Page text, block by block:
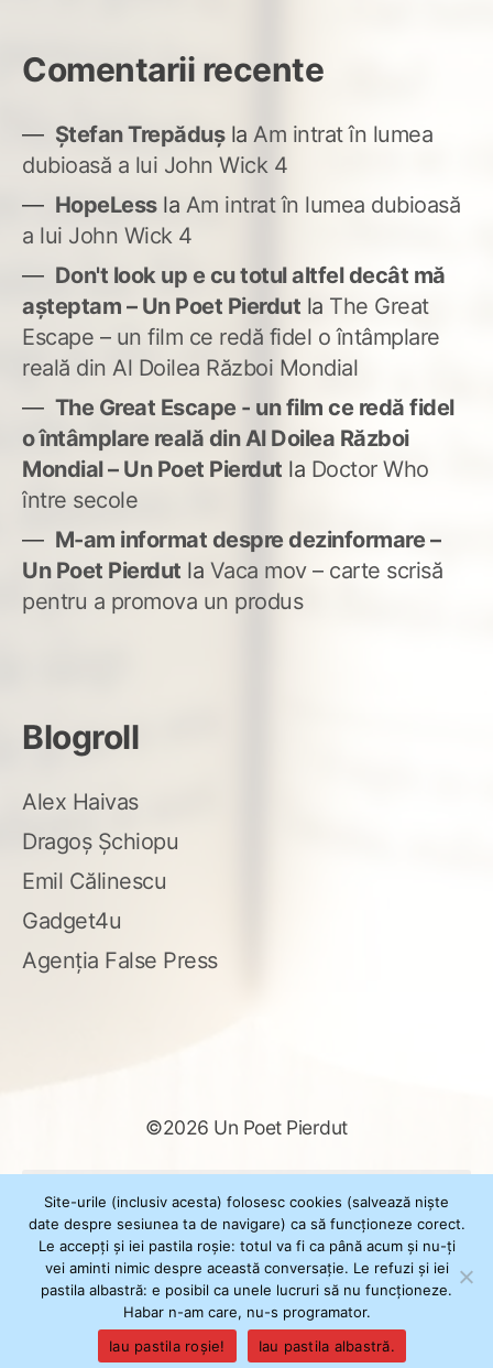
Comentarii recente
Ștefan Trepădușla Am intrat în lumea
dubioasă a lui John Wick 4
HopeLessla Am intrat în lumea dubioasă
a lui John Wick 4
Don't look up e cu totul altfel decât mă
așteptam – Un Poet Pierdut la The Great
Escape – un film ce redă fidel o întâmplare
reală din Al Doilea Război Mondial
The Great Escape - un film ce redă fidel
o întâmplare reală din Al Doilea Război
Mondial – Un Poet Pierdut la Doctor Who
între secole
M-am informat despre dezinformare –
Un Poet Pierdut la Vaca mov – carte scrisă
pentru a promova un produs
Blogroll
Alex Haivas
Dragoș Șchiopu
Emil Călinescu
Gadget4u
Agenția False Press
©2026 Un Poet Pierdut
după:
Powered byWordPress
ThemeXSimply by Il Jester
Site-urile (inclusiv acesta) folosesc cookies (salvează niște
date despre sesiunea ta de navigare) ca să funcționeze corect.
Le accepți și iei pastila roșie: totul va fi ca până acum și nu-ți
vei aminti nimic despre această conversație. Le refuzi și iei
pastila albastră: e posibil ca unele lucruri să nu funcționeze.
Habar n-am care, nu-s programator.
Iau pastila roșie!
Iau pastila albastră.